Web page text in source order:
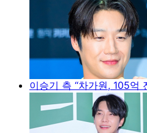
이승기 측 “차가원, 105억